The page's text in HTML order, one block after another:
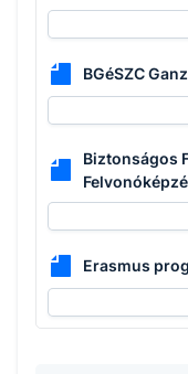
BGéSZC
Biztonságos
Erasmus